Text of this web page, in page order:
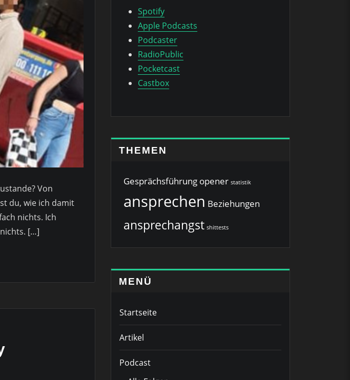
Von
du, wie ich damit
nichts. Ich
[…]
Spotify
Apple Podcasts
Podcaster
RadioPublic
Pocketcast
Castbox
THEMEN
Gesprächsführung opener statistik
ansprechen Beziehungen
ansprechangst shittests
MENÜ
Startseite
Artikel
Podcast